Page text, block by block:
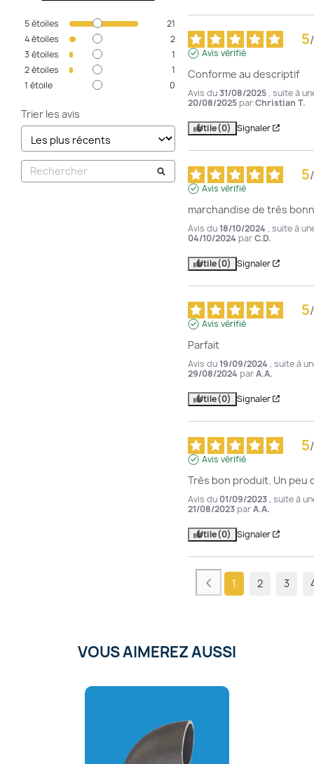
5étoiles
21
4étoiles
2
3 étoiles
1
2étoiles
1
1 étoile 0
Trier les avis
5/
Avis vérifié
Conforme au descriptif
Avis du 31/08/2025, suite à
20/08/2025 parChristian T.
Utile(0) Signaler
5/
Avis vérifié
marchandise de très
Avis du18/10/2024 , suite à
04/10/2024 parC.D.
Utile(0) Signaler
5/
Avis vérifié
Parfait
Avis du19/09/2024 , suite à
29/08/2024 parA.A.
Utile(0) Signaler
5/
Avis vérifié
Très bon produit. Un peu
Avis du 01/09/2023, suite à
21/08/2023 parA.A.
Utile(0) Signaler
1 2 3
VOUS AIMEREZ AUSSI